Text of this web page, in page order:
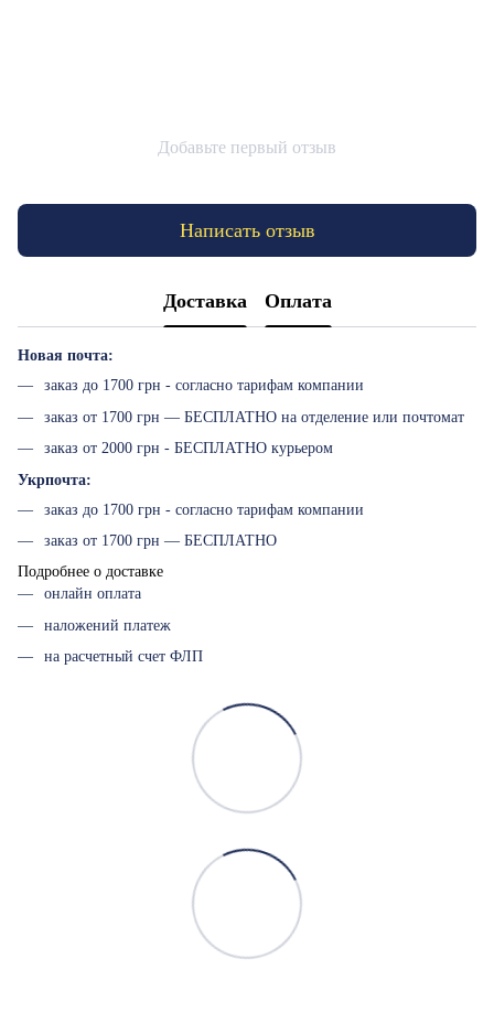
Добавьте первый отзыв
Написать отзыв
Доставка Оплата
Новая почта:
заказ до 1700 грн - согласно тарифам компании
заказ от 1700 грн — БЕСПЛАТНО на отделение или почтомат
заказ от 2000 грн - БЕСПЛАТНО курьером
Укрпочта:
заказ до 1700 грн - согласно тарифам компании
заказ от 1700 грн — БЕСПЛАТНО
Подробнее о доставке
онлайн оплата
наложений платеж
на расчетный счет ФЛП